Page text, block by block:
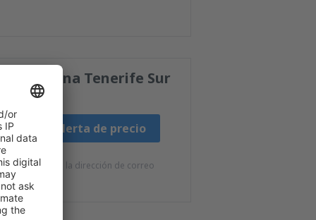
de Abona Tenerife Sur
Fijar alerta de precio
eSky.pl S.A. a la dirección de correo